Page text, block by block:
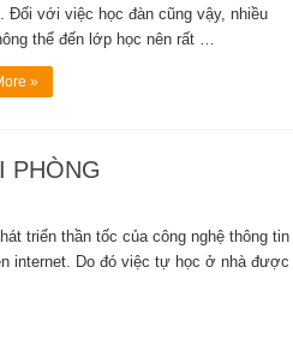
Đối với việc học đàn cũng vậy, nhiều
thể đến lớp học nên rất …
»
PHÒNG
triển thần tốc của công nghệ thông tin
internet. Do đó việc tự học ở nhà được